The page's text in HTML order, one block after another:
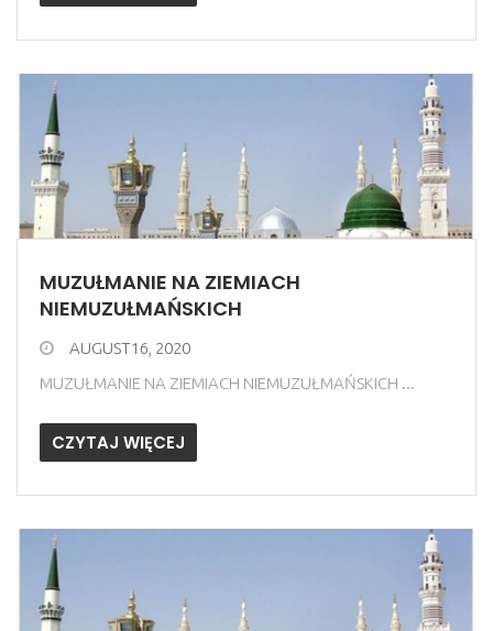
MUZUŁMANIE NA ZIEMIACH
NIEMUZUŁMAŃSKICH
AUGUST16, 2020
MUZUŁMANIE NA ZIEMIACH NIEMUZUŁMAŃSKICH ...
CZYTAJ WIĘCEJ